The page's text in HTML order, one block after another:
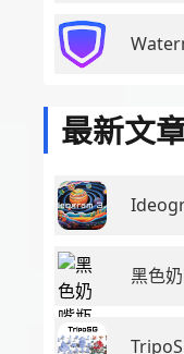
最新文
黑色